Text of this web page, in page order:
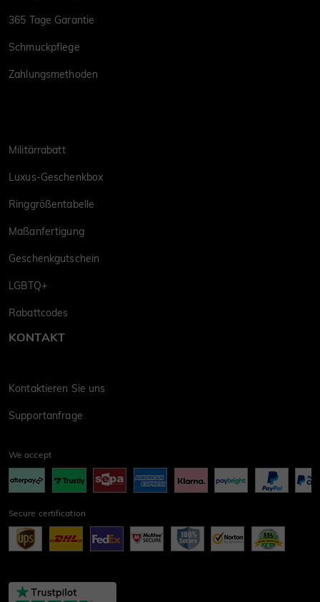
365 Tage Garantie
Schmuckpflege
Zahlungsmethoden
Militärrabatt
Luxus-Geschenkbox
Ringgrößentabelle
Maßanfertigung
Geschenkgutschein
LGBTQ+
Rabattcodes
KONTAKT
Kontaktieren Sie uns
Supportanfrage
We accept
Secure certification